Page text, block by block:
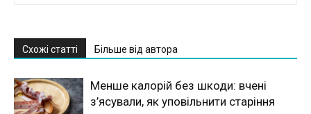
Схожі статті Більше від автора
Менше калорій без шкоди: вчені
з’ясували, як уповільнити старіння